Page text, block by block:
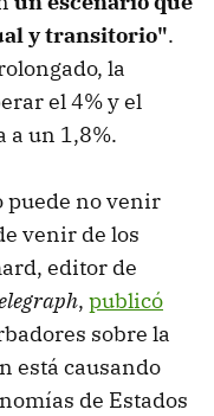
y transitorio".
la
el 4% y el
a un 1,8%.
puede no venir
venir de los
editor de
, publicó
sobre la
está causando
de Estados